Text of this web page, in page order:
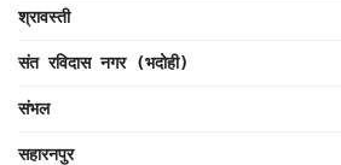
श्रावस्ती
संत रविदास नगर (भदोही)
संभल
सहारनपुर